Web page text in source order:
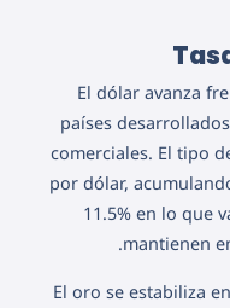
El dólar avanza
países
comerciales. El tipo
por dólar,
11.5% en lo que
mantienen
El oro se estabiliza